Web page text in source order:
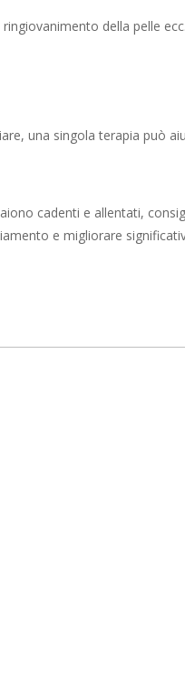
della pelle ecc.
una singola terapia può
cadenti e allentati,
e migliorare